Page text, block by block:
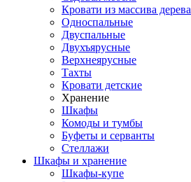
Кровати из массива дерева
Односпальные
Двуспальные
Двухъярусные
Верхнеярусные
Тахты
Кровати детские
Хранение
Шкафы
Комоды и тумбы
Буфеты и серванты
Стеллажи
Шкафы и хранение
Шкафы-купе